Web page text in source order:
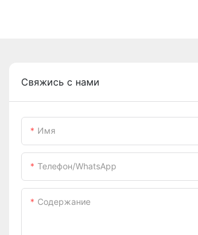
Свяжись с нами
Имя
Телефон/WhatsApp
Содержание